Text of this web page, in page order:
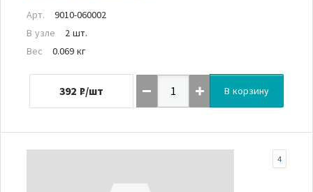
Арт.
9010-060002
В узле
2 шт.
Вес
0.069 кг
392 ₽/шт В корзину
4